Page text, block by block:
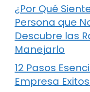
¿Por Qué
Persona que
Descubre las
Manejarlo
12 Pasos
Empresa